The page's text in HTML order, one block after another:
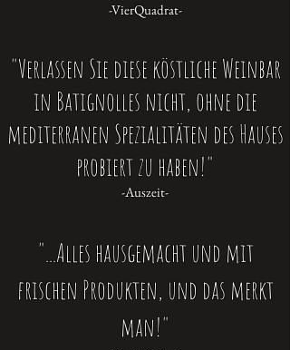
-VierQuadrat-
"Verlassen Sie diese köstliche Weinbar
in Batignolles nicht, ohne die
mediterranen Spezialitäten des Hauses
probiert zu haben!"
-Auszeit-
"...Alles hausgemacht und mit
frischen Produkten, und das merkt
man!"